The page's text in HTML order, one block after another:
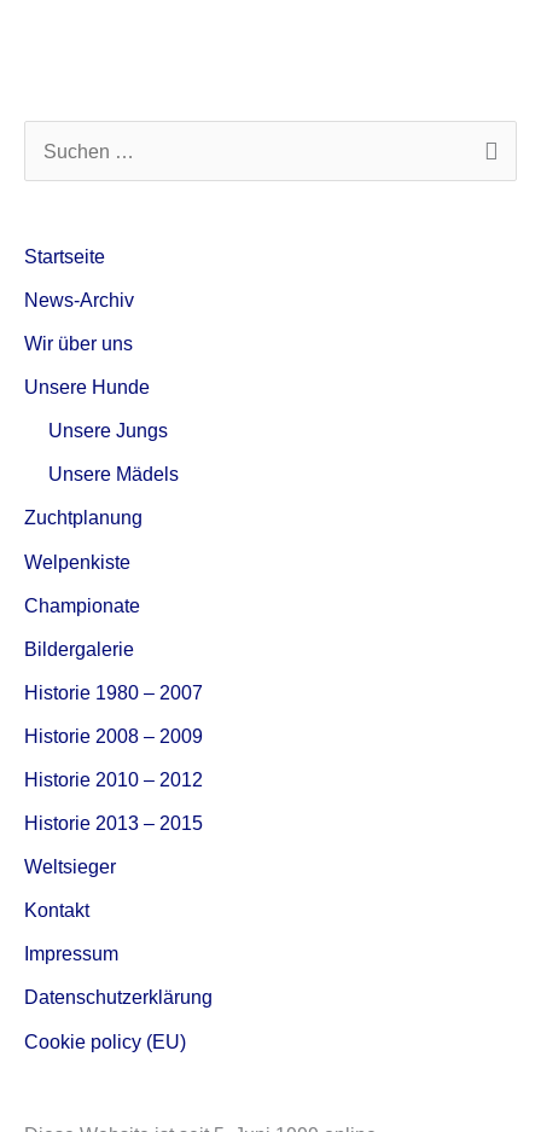
e
n
n
h
Startseite
News-Archiv
Wir über uns
Unsere Hunde
Unsere Jungs
Unsere Mädels
Zuchtplanung
Welpenkiste
Championate
Bildergalerie
Historie 1980 – 2007
Historie 2008 – 2009
Historie 2010 – 2012
Historie 2013 – 2015
Weltsieger
Kontakt
Impressum
Datenschutzerklärung
Cookie policy (EU)